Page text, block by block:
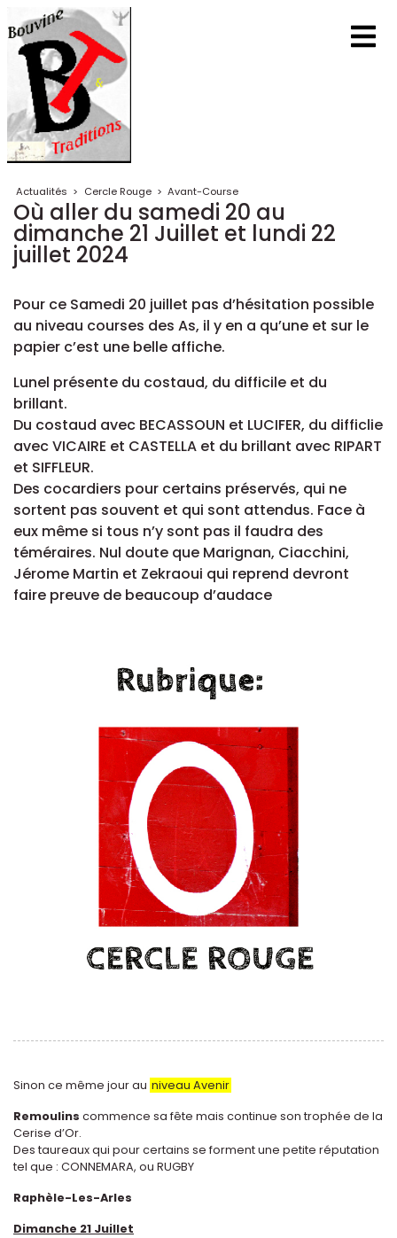
Actualités > Cercle Rouge > Avant-Course
Où aller du samedi 20 au
dimanche 21 Juillet et lundi 22
juillet 2024
Pour ce Samedi 20 juillet pas d’hésitation possible
au niveau courses des As, il y en a qu’une et sur le
papier c’est une belle affiche.
Lunel présente du costaud, du difficile et du
brillant.
Du costaud avec BECASSOUN et LUCIFER, du difficlie
avec VICAIRE et CASTELLA et du brillant avec RIPART
et SIFFLEUR.
Des cocardiers pour certains préservés, qui ne
sortent pas souvent et qui sont attendus. Face à
eux même si tous n’y sont pas il faudra des
téméraires. Nul doute que Marignan, Ciacchini,
Jérome Martin et Zekraoui qui reprend devront
faire preuve de beaucoup d’audace
Sinon ce même jour au niveau Avenir
Remoulins commence sa fête mais continue son trophée de la
Cerise d’Or.
Des taureaux qui pour certains se forment une petite réputation
tel que : CONNEMARA, ou RUGBY
Raphèle-Les-Arles
Dimanche 21 Juillet